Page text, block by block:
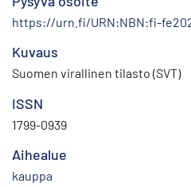
https://urn.fi/URN:NBN:fi-
Kuvaus
Suomen virallinen tilasto (SVT)
ISSN
1799-0939
Aihealue
kauppa